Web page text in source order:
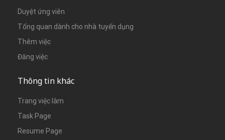
Duyệt ứng viên
Tổng quan dành cho nhà tuyển dụng
Thêm việc
Đăng việc
Thông tin khác
Trang việc làm
Task Page
Resume Page